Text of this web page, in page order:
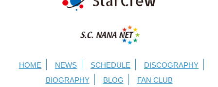
HOME NEWS SCHEDULE
DISCOGRAPHY
BIOGRAPHY
BLOG FAN CLUB